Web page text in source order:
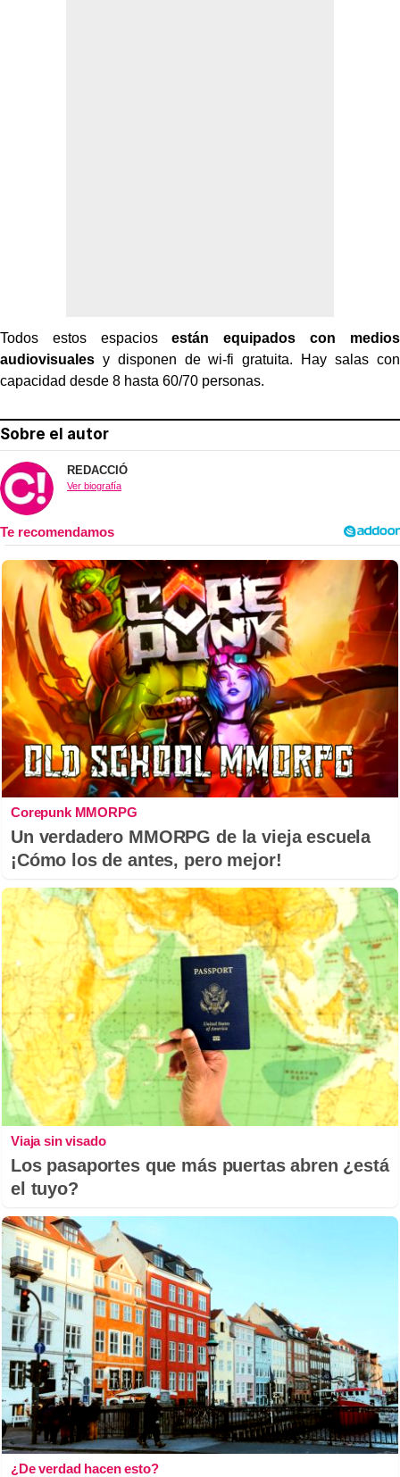
Todos estos espaciosestán equipados con medios
audiovisuales y disponen de wi-fi gratuita. Hay salas con
capacidad desde 8 hasta 60/70 personas.
Sobre el autor
REDACCIÓ
Ver biografía
Corepunk MMORPG
Un verdadero MMORPG de la vieja escuela
¡Cómo los de antes, pero mejor!
Viaja sin visado
Los pasaportes que más puertas abren ¿está
el tuyo?
¿De verdad hacen esto?